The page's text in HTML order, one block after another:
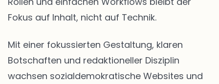
Fokus auf Inhalt, nicht auf Technik.
Mit einer fokussierten Gestaltung, klaren
Botschaften und redaktioneller Disziplin
wachsen sozialdemokratische Websites und